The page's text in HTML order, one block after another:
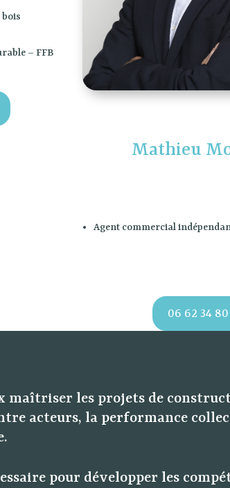
– FFB
Mathieu
Agent commercial
06 62 34
maîtriser les projets de
acteurs, la performance
pour développer les